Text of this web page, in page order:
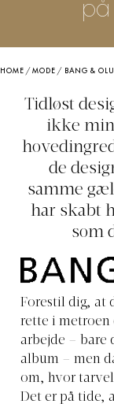
på
HOME /MODE / BANG &
Tidløst
ikke
de
samme
har skabt
som
Forestil dig, at
rette i metroen
arbejde – bare
album – men
om, hvor
Det er på tide,